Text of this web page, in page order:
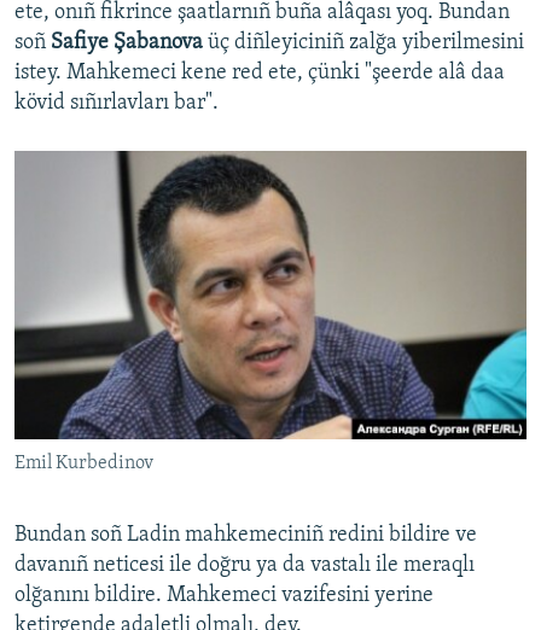
ete, onıñ fikrince şaatlarnıñ buña alâqası yoq. Bundan
soñ Safiye Şabanova üç diñleyiciniñ zalğa yiberilmesini
istey. Mahkemeci kene red ete, çünki "şeerde alâ daa
kövid sıñırlavları bar".
Emil Kurbedinov
Bundan soñ Ladin mahkemeciniñ redini bildire ve
davanıñ neticesi ile doğru ya da vastalı ile meraqlı
olğanını bildire. Mahkemeci vazifesini yerine